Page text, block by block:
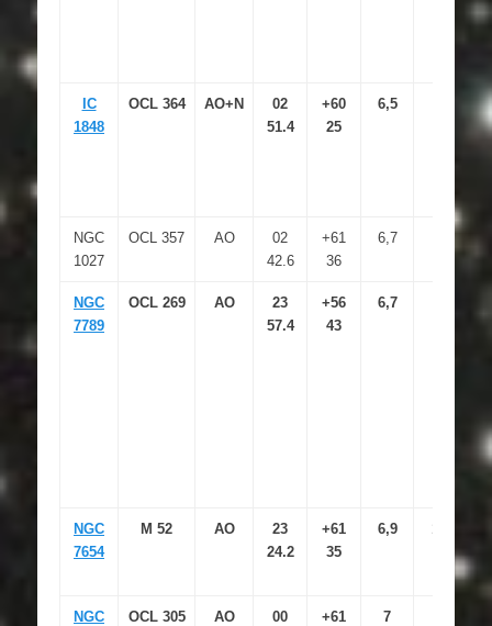
IC
1848
OCL 364 AO+N
02
51.4
+60
25
6,5
NGC
1027
OCL 357 AO
02
42.6
+61
36
6,7
NGC
7789
OCL 269 AO
23
57.4
+56
43
6,7
NGC
7654
M 52 AO
23
24.2
+61
35
6,9
NGC
OCL 305 AO
00
+61
7